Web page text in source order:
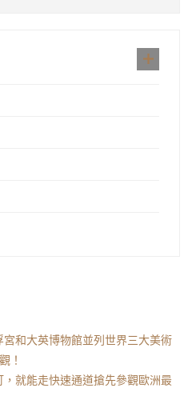
和大英博物館並列世界三大美術
！
就能走快速通道搶先參觀歐洲最